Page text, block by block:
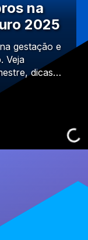
na
2025
gestação e
Veja
dicas…